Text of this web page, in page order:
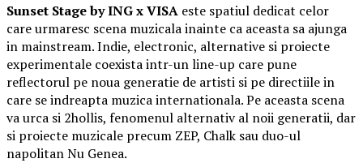
Sunset Stage by ING x VISA este spatiul dedicat celor
care urmaresc scena muzicala inainte ca aceasta sa ajunga
in mainstream. Indie, electronic, alternative si proiecte
experimentale coexista intr-un line-up care pune
reflectorul pe noua generatie de artisti si pe directiile in
care se indreapta muzica internationala. Pe aceasta scena
va urca si 2hollis, fenomenul alternativ al noii generatii, dar
si proiecte muzicale precum ZEP, Chalk sau duo-ul
napolitan Nu Genea.